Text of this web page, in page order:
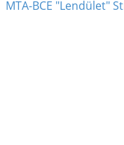
MTA-BCE "Lendület"